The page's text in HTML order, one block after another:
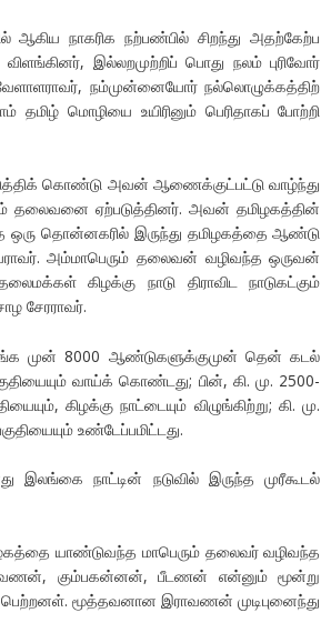
நாகரிக நற்பண்பில் சிறந்து அதற்கேற்ப
இல்லறமுற்றிப் பொது நலம் புரிவோர்
நம்முன்னையோர் நல்லொழுக்கத்திற்
தமிழ் மொழியை உயிரினும் பெரிதாகப் போற்றி
கொண்டு அவன் ஆணைக்குட்பட்டு வாழ்ந்து
தலைவனை ஏற்படுத்தினர். அவன் தமிழகத்தின்
ஒரு தொன்னகரில் இருந்து தமிழகத்தை ஆண்டு
அம்மாபெரும் தலைவன் வழிவந்த ஒருவன்
கிழக்கு நாடு திராவிட நாடுகட்கும்
சேரராவர்.
முன் 8000 ஆண்டுகளுக்குமுன் தென் கடல்
வாய்க் கொண்டது; பின், கி. மு. 2500-
கிழக்கு நாட்டையும் விழுங்கிற்று; கி. மு.
உண்டேப்பமிட்டது.
நாட்டின் நடுவில் இருந்த முரீகூடல்
யாண்டுவந்த மாபெரும் தலைவர் வழிவந்த
கும்பகன்னன், பீடணன் என்னும் மூன்று
மூத்தவனான இராவணன் முடிபுனைந்து